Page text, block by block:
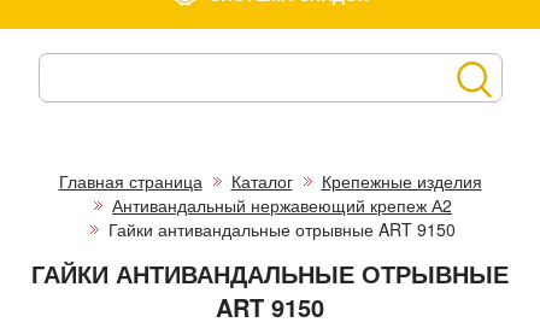
Главная страница Каталог
Крепежные изделия
Антивандальный нержавеющий крепеж А2
Гайки антивандальные отрывные ART 9150
ГАЙКИ АНТИВАНДАЛЬНЫЕ ОТРЫВНЫЕ
ART 9150